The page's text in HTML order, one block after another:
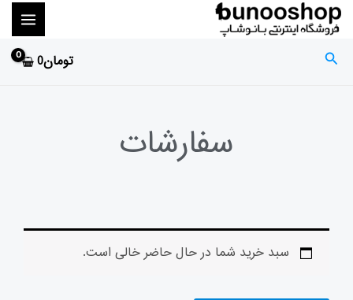
پرش
محتواجستجو تومان0
سفارشات
سبد خرید شما در حال حاضر خالی است.